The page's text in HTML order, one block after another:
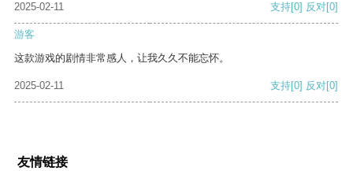
2025-02-11 支持[0] 反对[0]
游客
这款游戏的剧情非常感人，让我久久不能忘怀。
2025-02-11 支持[0] 反对[0]
友情链接